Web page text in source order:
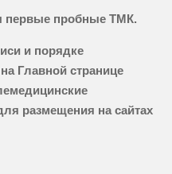
первые пробные ТМК.
и порядке
Главной странице
размещения на сайтах